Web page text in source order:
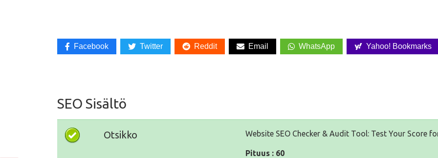
Facebook Twitter Reddit Email WhatsApp Yahoo! Bookmarks
SEO Sisältö
Otsikko Website SEO Checker & Audit Tool: Test Your Score
Pituus : 60